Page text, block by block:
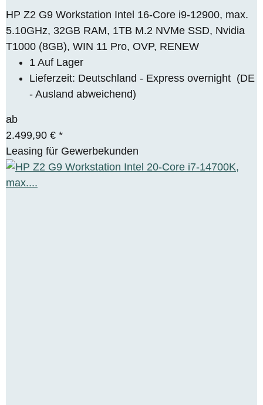
HP Z2 G9 Workstation Intel 16-Core i9-12900, max.
5.10GHz, 32GB RAM, 1TB M.2 NVMe SSD, Nvidia
T1000 (8GB), WIN 11 Pro, OVP, RENEW
1 Auf Lager
Lieferzeit: Deutschland - Express overnight (DE
- Ausland abweichend)
ab
2.499,90 € *
Leasing für Gewerbekunden